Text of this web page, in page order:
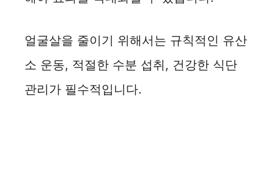
얼굴살을 줄이기 위해서는 규칙적인 유산
소 운동, 적절한 수분 섭취, 건강한 식단
관리가 필수적입니다.